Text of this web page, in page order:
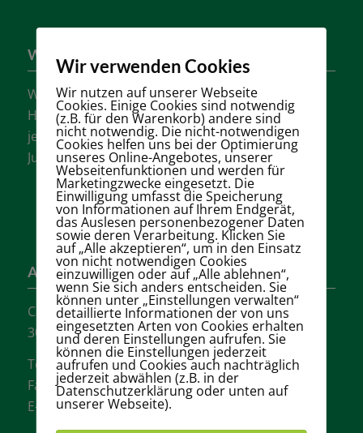
Wer sind wir?
Wir sind einer der größten Tennisvereine
Hannovers mit vielen aktiven Mannschaften in
jeder Altersklasse für Damen, Herren und
Jugendliche.
Adresse
Carl-Loges-Str.12
30657 Hannover
Tel.: + 49 511- 6046340
Fax: + 49 511- 601048
E-Mail:info@tvgw-hannover.de
Wir verwenden Cookies
Wir nutzen auf unserer Webseite
Cookies. Einige Cookies sind notwendig
(z.B. für den Warenkorb) andere sind
nicht notwendig. Die nicht-notwendigen
Cookies helfen uns bei der Optimierung
unseres Online-Angebotes, unserer
Webseitenfunktionen und werden für
Marketingzwecke eingesetzt. Die
Einwilligung umfasst die Speicherung
von Informationen auf Ihrem Endgerät,
das Auslesen personenbezogener Daten
sowie deren Verarbeitung. Klicken Sie
auf „Alle akzeptieren“, um in den Einsatz
von nicht notwendigen Cookies
einzuwilligen oder auf „Alle ablehnen“,
wenn Sie sich anders entscheiden. Sie
können unter „Einstellungen verwalten“
detaillierte Informationen der von uns
eingesetzten Arten von Cookies erhalten
und deren Einstellungen aufrufen. Sie
können die Einstellungen jederzeit
aufrufen und Cookies auch nachträglich
jederzeit abwählen (z.B. in der
Datenschutzerklärung oder unten auf
unserer Webseite).